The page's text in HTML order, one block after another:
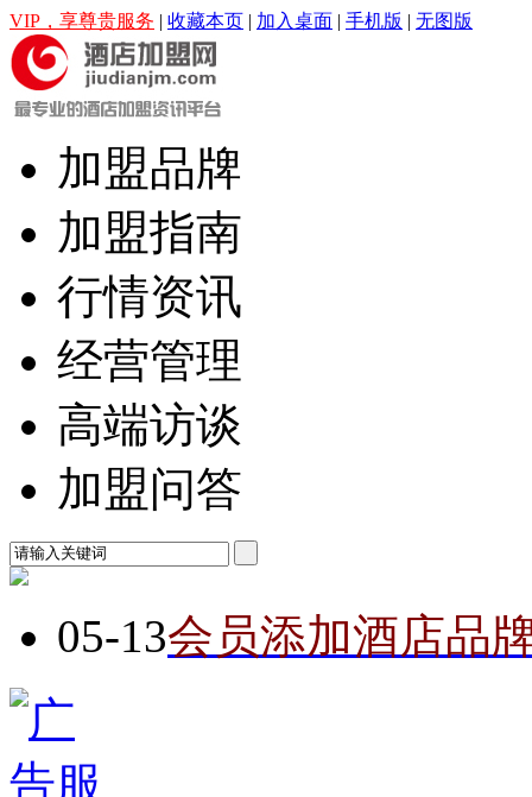
VIP，享尊贵服务 | 收藏本页 | 加入桌面 | 手机版 | 无图版
加盟品牌
加盟指南
行情资讯
经营管理
高端访谈
加盟问答
05-13会员添加酒店品